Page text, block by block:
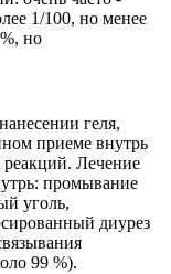
1/100, но менее
но
геля,
приеме внутрь
Лечение
промывание
уголь,
диурез
99 %).